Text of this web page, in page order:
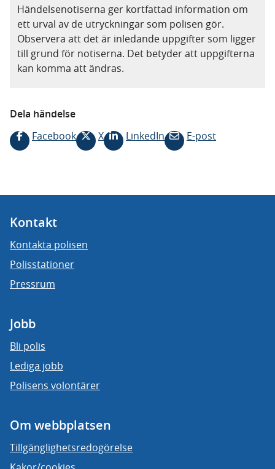
Händelsenotiserna ger kortfattad information om
ett urval av de utryckningar som polisen gör.
Observera att det är inledande uppgifter som ligger
till grund för notiserna. Det betyder att uppgifterna
kan komma att ändras.
Dela händelse
Facebook
X LinkedIn E-post
Kontakt
Kontakta polisen
Polisstationer
Pressrum
Jobb
Bli polis
Lediga jobb
Polisens volontärer
Om webbplatsen
Tillgänglighetsredogörelse